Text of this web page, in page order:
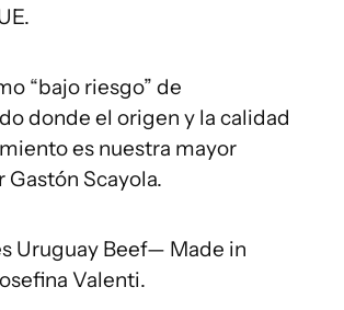
“bajo riesgo” de
donde el origen y la calidad
es nuestra mayor
Scayola.
Uruguay Beef— Made in
Valenti.